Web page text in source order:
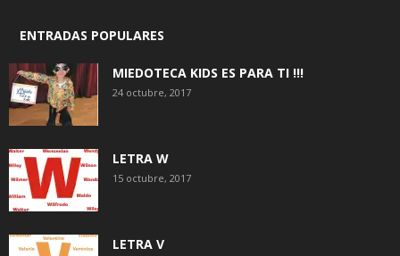
ENTRADAS POPULARES
MIEDOTECA KIDS ES PARA TI !!!
24 octubre, 2017
LETRA W
15 octubre, 2017
LETRA V